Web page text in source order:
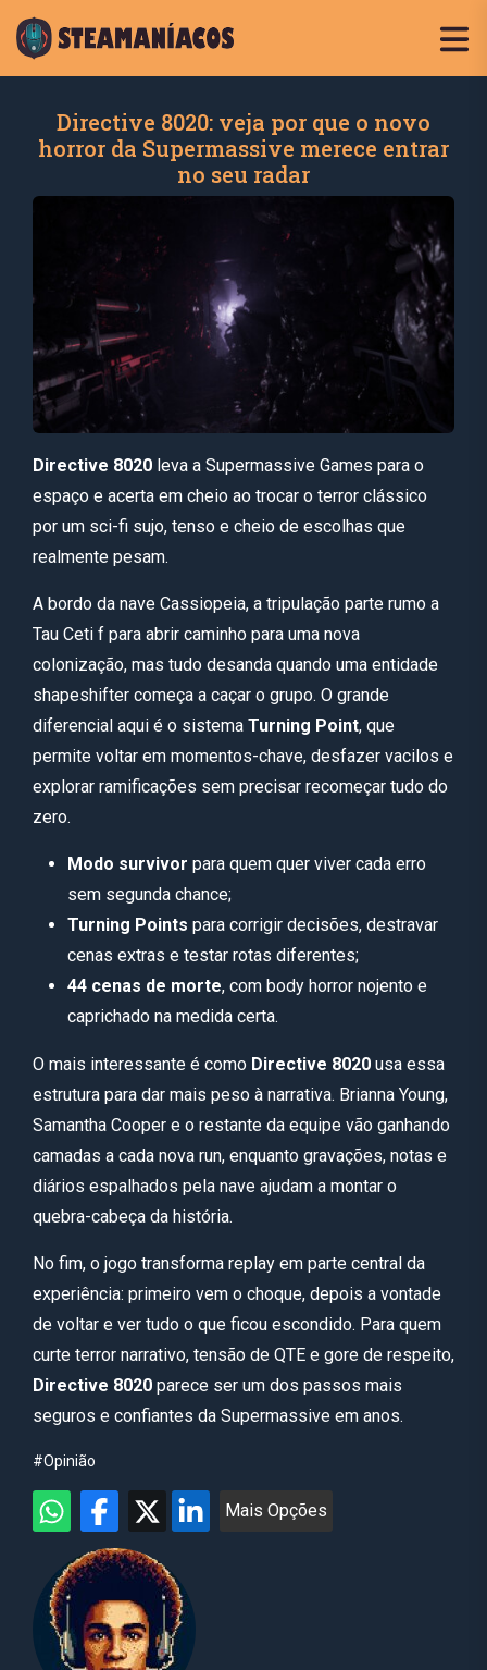
Directive 8020: veja por que o novo
horror da Supermassive merece entrar
no seu radar
Directive 8020 leva a Supermassive Games para o
espaço e acerta em cheio ao trocar o terror clássico
por um sci-fi sujo, tenso e cheio de escolhas que
realmente pesam.
A bordo da nave Cassiopeia, a tripulação parte rumo a
Tau Ceti f para abrir caminho para uma nova
colonização, mas tudo desanda quando uma entidade
shapeshifter começa a caçar o grupo. O grande
diferencial aqui é o sistema Turning Point, que
permite voltar em momentos-chave, desfazer vacilos e
explorar ramificações sem precisar recomeçar tudo do
zero.
Modo survivor para quem quer viver cada erro
sem segunda chance;
Turning Points para corrigir decisões, destravar
cenas extras e testar rotas diferentes;
44 cenas de morte, com body horror nojento e
caprichado na medida certa.
O mais interessante é como Directive 8020 usa essa
estrutura para dar mais peso à narrativa. Brianna Young,
Samantha Cooper e o restante da equipe vão ganhando
camadas a cada nova run, enquanto gravações, notas e
diários espalhados pela nave ajudam a montar o
quebra-cabeça da história.
No fim, o jogo transforma replay em parte central da
experiência: primeiro vem o choque, depois a vontade
de voltar e ver tudo o que ficou escondido. Para quem
curte terror narrativo, tensão de QTE e gore de respeito,
Directive 8020 parece ser um dos passos mais
seguros e confiantes da Supermassive em anos.
#Opinião
Mais Opções